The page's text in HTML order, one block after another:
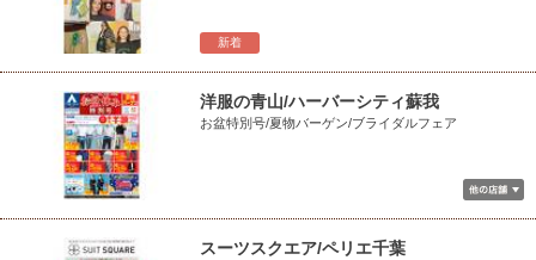
新着
洋服の青山/ハーバーシティ蘇我
お盆特別号/夏物バーゲン/ブライダルフェア
スーツスクエア/ペリエ千葉